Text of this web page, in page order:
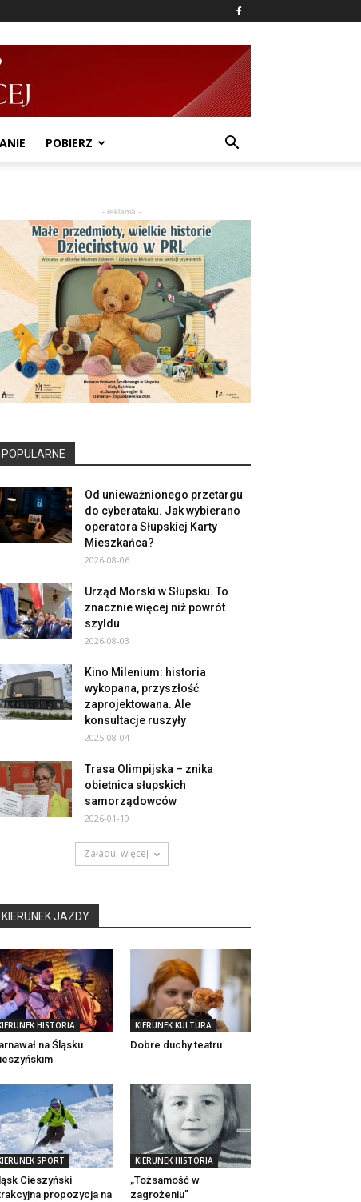
POBIERZ
- reklama -
POPULARNE
Od unieważnionego przetargu
do cyberataku. Jak wybierano
operatora Słupskiej Karty
Mieszkańca?
2026-08-06
Urząd Morski w Słupsku. To
znacznie więcej niż powrót
szyldu
2026-08-03
Kino Milenium: historia
wykopana, przyszłość
zaprojektowana. Ale
konsultacje ruszyły
2025-08-04
Trasa Olimpijska – znika
obietnica słupskich
samorządowców
2026-01-19
Załaduj więcej
KIERUNEK JAZDY
HISTORIA
na Śląsku
KIERUNEK KULTURA
Dobre duchy teatru
SPORT
Cieszyński
propozycja na
KIERUNEK HISTORIA
„Tożsamość w
zagrożeniu”